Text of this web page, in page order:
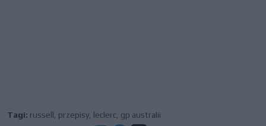
Tagi: russell przepisy leclerc gp australii